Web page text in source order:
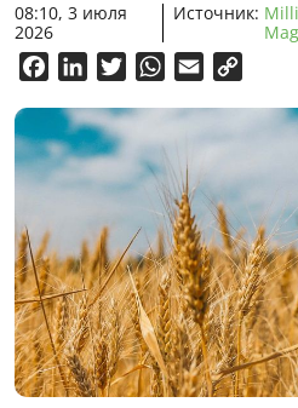
08:10, 3 июля
2026
Источник:
FacebookLinkedInTwitterWhatsApp
Email